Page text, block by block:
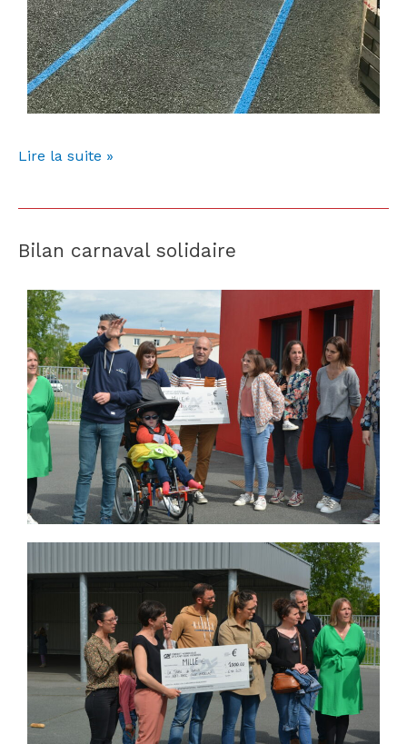
Lire la suite »
Bilan carnaval solidaire
Bilan
solidaire